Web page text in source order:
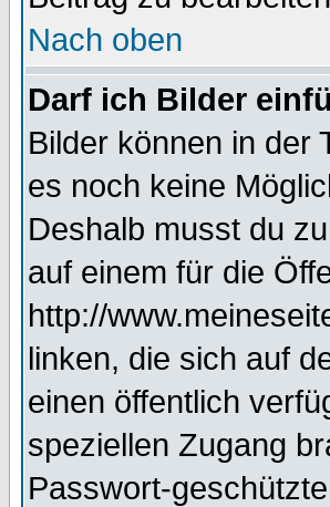
Nach oben
Darf ich Bilder
Bilder können in der
es noch keine
Deshalb musst du
auf einem für die
http://
linken, die sich auf
einen öffentlich
speziellen Zugang
Passwort-